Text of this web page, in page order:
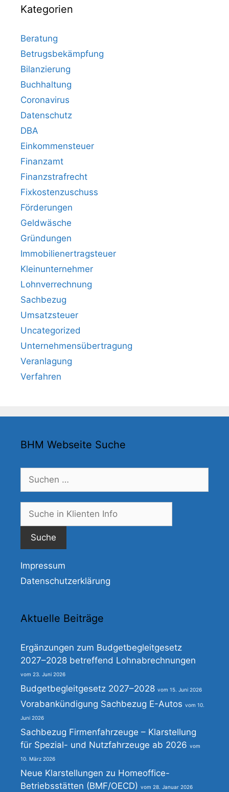
Kategorien
Beratung
Betrugsbekämpfung
Bilanzierung
Buchhaltung
Coronavirus
Datenschutz
DBA
Einkommensteuer
Finanzamt
Finanzstrafrecht
Fixkostenzuschuss
Förderungen
Geldwäsche
Gründungen
Immobilienertragsteuer
Kleinunternehmer
Lohnverrechnung
Sachbezug
Umsatzsteuer
Uncategorized
Unternehmensübertragung
Veranlagung
Verfahren
BHM Webseite Suche
Suchen
nach:
Impressum
Datenschutzerklärung
Aktuelle Beiträge
Ergänzungen zum Budgetbegleitgesetz
2027–2028 betreffend Lohnabrechnungen
23. Juni 2026
Budgetbegleitgesetz 2027–2028 15. Juni 2026
Vorabankündigung Sachbezug E-Autos 10.
Juni 2026
Sachbezug Firmenfahrzeuge – Klarstellung
für Spezial- und Nutzfahrzeuge ab 2026
10. März 2026
Neue Klarstellungen zu Homeoffice-
Betriebsstätten (BMF/OECD)
28. Januar 2026